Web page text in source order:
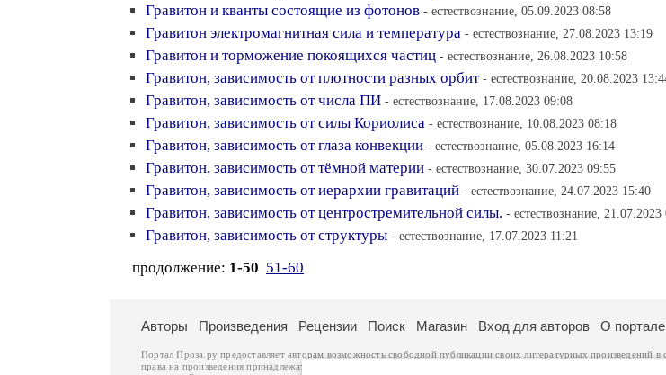
Гравитон и кванты состоящие из фотонов - естествознание, 05.09.2023 08:58
Гравитон электромагнитная сила и температура - естествознание, 27.08.2023 13:19
Гравитон и торможение покоящихся частиц - естествознание, 26.08.2023 10:58
Гравитон, зависимость от плотности разных орбит - естествознание, 20.08.2023
Гравитон, зависимость от числа ПИ - естествознание, 17.08.2023 09:08
Гравитон, зависимость от силы Кориолиса - естествознание, 10.08.2023 08:18
Гравитон, зависимость от глаза конвекции - естествознание, 05.08.2023 16:14
Гравитон, зависимость от тёмной материи - естествознание, 30.07.2023 09:55
Гравитон, зависимость от иерархии гравитаций - естествознание, 24.07.2023 15:40
Гравитон, зависимость от центростремительной силы. - естествознание, 21.07.2023
Гравитон, зависимость от структуры - естествознание, 17.07.2023 11:21
продолжение: 1-50 51-60
Авторы Произведения Рецензии Поиск Магазин Вход для авторов О портале
Портал Проза.ру предоставляет авторам возможность свободной публикации своих литературных произведений
права на произведения принадлежат авторам и охраняются
. Перепечатка произведений возможна только